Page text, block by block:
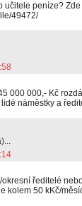
učitele peníze?
49472/
000 000,- Kč
náměstky a
okresní ředitelé
kolem 50 kKč/